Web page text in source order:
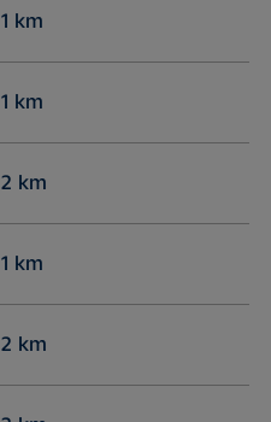
1 km
1 km
2 km
1 km
2 km